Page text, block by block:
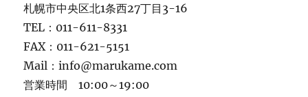
札幌市中央区北1条西27丁目3-16
TEL：011-611-8331
FAX：011-621-5151
Mail：info@marukame.com
営業時間 10:00～19:00